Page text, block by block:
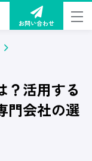
お問い合わせ
？活用する
門会社の選